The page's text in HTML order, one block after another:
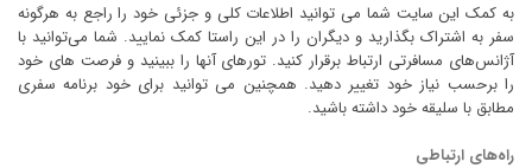
به کمک این سایت شما می توانید اطلاعات کلی و جزئی خود را راجع به هرگونه
سفر به اشتراک بگذارید و دیگران را در این راستا کمک نمایید. شما می‌توانید با
آژانس‌های مسافرتی ارتباط برقرار کنید. تورهای آنها را ببینید و فرصت های خود
را برحسب نیاز خود تغییر دهید. همچنین می توانید برای خود برنامه سفری
مطابق با سلیقه خود داشته باشید.
راه‌های ارتباطی